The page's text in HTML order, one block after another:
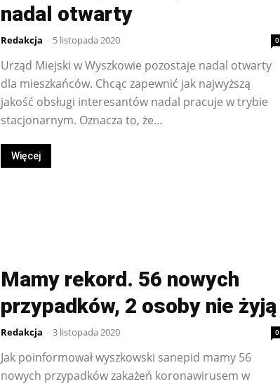
nadal otwarty
Redakcja - 5 listopada 2020 0
Urząd Miejski w Wyszkowie pozostaje nadal otwarty
dla mieszkańców. Chcąc zapewnić jak najwyższą
jakość obsługi interesantów nadal pracuje w trybie
stacjonarnym. Oznacza to, że...
Więcej
Mamy rekord. 56 nowych
przypadków, 2 osoby nie żyją
Redakcja - 3 listopada 2020 0
Jak poinformował wyszkowski sanepid mamy 56
nowych przypadków zakażeń koronawirusem w